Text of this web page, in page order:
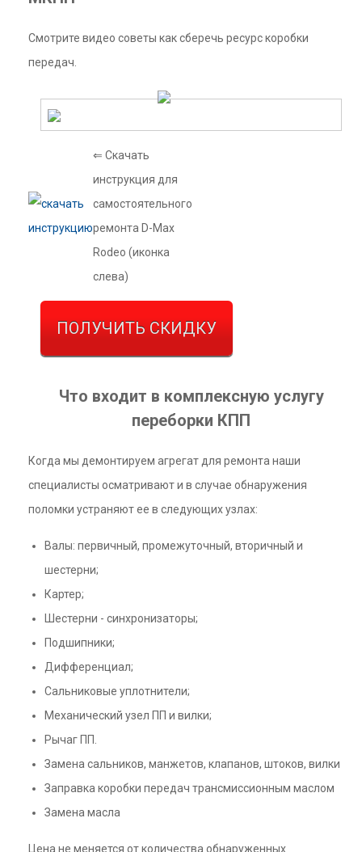
Смотрите видео советы как сберечь ресурс коробки
передач.
⇐ Скачать
инструкция для
самостоятельного
ремонта D-Max
Rodeo (иконка
слева)
ПОЛУЧИТЬ СКИДКУ
Что входит в комплексную услугу
переборки КПП
Когда мы демонтируем агрегат для ремонта наши
специалисты осматривают и в случае обнаружения
поломки устраняют ее в следующих узлах:
Валы: первичный, промежуточный, вторичный и
шестерни;
Картер;
Шестерни - синхронизаторы;
Подшипники;
Дифференциал;
Сальниковые уплотнители;
Механический узел ПП и вилки;
Рычаг ПП.
Замена сальников, манжетов, клапанов, штоков, вилки
Заправка коробки передач трансмиссионным маслом
Замена масла
Цена не меняется от количества обнаруженных